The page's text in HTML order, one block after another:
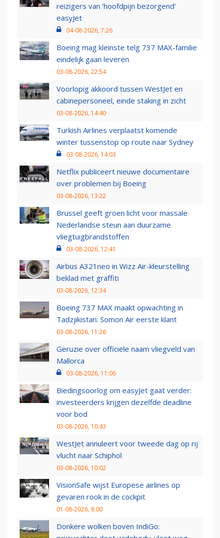
reizigers van ‘hoofdpijn bezorgend’
easyJet
04-08-2026, 7:26
Boeing mag kleinste telg 737 MAX-familie
eindelijk gaan leveren
03-08-2026, 22:54
Voorlopig akkoord tussen WestJet en
cabinepersoneel, einde staking in zicht
03-08-2026, 14:40
Turkish Airlines verplaatst komende
winter tussenstop op route naar Sydney
03-08-2026, 14:03
Netflix publiceert nieuwe documentaire
over problemen bij Boeing
03-08-2026, 13:22
Brussel geeft groen licht voor massale
Nederlandse steun aan duurzame
vliegtuigbrandstoffen
03-08-2026, 12:41
Airbus A321neo in Wizz Air-kleurstelling
beklad met graffiti
03-08-2026, 12:34
Boeing 737 MAX maakt opwachting in
Tadzjikistan: Somon Air eerste klant
03-08-2026, 11:26
Geruzie over officiële naam vliegveld van
Mallorca
03-08-2026, 11:06
Biedingsoorlog om easyJet gaat verder:
investeerders krijgen dezelfde deadline
voor bod
03-08-2026, 10:43
WestJet annuleert voor tweede dag op rij
vlucht naar Schiphol
03-08-2026, 10:02
VisionSafe wijst Europese airlines op
gevaren rook in de cockpit
01-08-2026, 8:00
Donkere wolken boven IndiGo: